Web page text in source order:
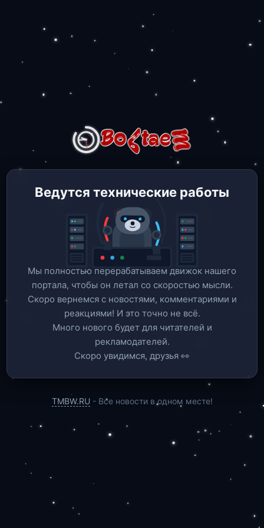
Ведутся технические работы
Мы полностью перерабатываем движок нашего
портала, чтобы он летал со скоростью мысли.
Скоро вернемся c новостями, комментариями и
реакциями! И это точно не всё.
Много нового будет для читателей и
рекламодателей.
Скоро увидимся, друзья 👀
TMBW.RU - Все новости в одном месте!